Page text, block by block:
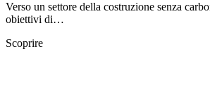
Verso un settore della costruzione senza
obiettivi di…
Scoprire